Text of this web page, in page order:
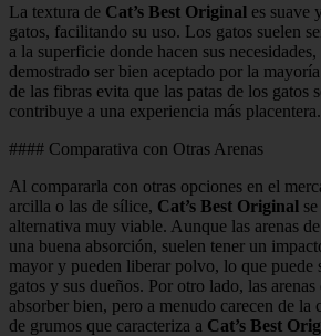
La textura de Cat’s Best Original es suave
gatos, facilitando su uso. Los gatos suelen
a la superficie donde hacen sus
demostrado ser bien aceptado por la
de las fibras evita que las patas de los gatos
contribuye a una experiencia más placentera.
#### Comparativa con Otras Arenas
Al compararla con otras opciones en el
arcilla o las de sílice, Cat’s Best Original
alternativa muy viable. Aunque las arenas
una buena absorción, suelen tener un
mayor y pueden liberar polvo, lo que puede
gatos y sus dueños. Por otro lado, las
absorber bien, pero a menudo carecen de la
de grumos que caracteriza a Cat’s Best